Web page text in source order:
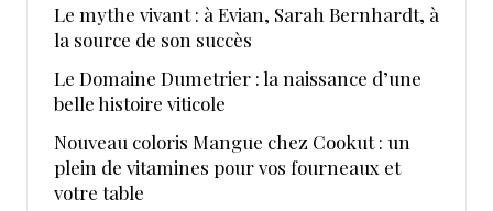
Le mythe vivant : à Evian, Sarah Bernhardt, à
la source de son succès
Le Domaine Dumetrier : la naissance d’une
belle histoire viticole
Nouveau coloris Mangue chez Cookut : un
plein de vitamines pour vos fourneaux et
votre table